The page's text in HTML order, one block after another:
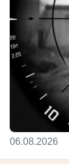
06.08.2026